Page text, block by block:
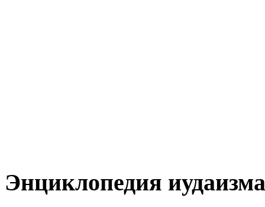
Энциклопедия иудаизма